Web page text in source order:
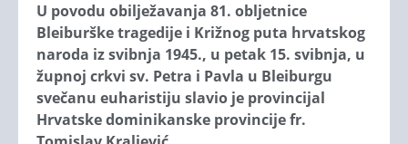
U povodu obilježavanja 81. obljetnice
Bleiburške tragedije i Križnog puta hrvatskog
naroda iz svibnja 1945., u petak 15. svibnja, u
župnoj crkvi sv. Petra i Pavla u Bleiburgu
svečanu euharistiju slavio je provincijal
Hrvatske dominikanske provincije fr.